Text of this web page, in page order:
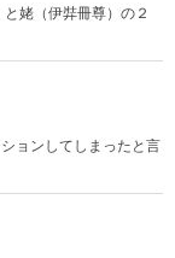
姥（伊弉冊尊）の２
ョンしてしまったと言